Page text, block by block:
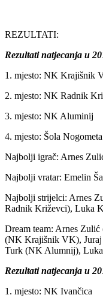
REZULTATI:
Rezultati natjecanja u
1. mjesto: NK Krajišnik
2. mjesto: NK Radnik
3. mjesto: NK Aluminij
4. mjesto: Šola
Najbolji igrač: Arnes
Najbolji vratar: Emelin
Najbolji strijelci: Arnes
Radnik Križevci), Luka
Dream team: Arnes
(NK Krajišnik VK),
Turk (NK Alumnij),
Rezultati natjecanja u
1. mjesto: NK Ivančica